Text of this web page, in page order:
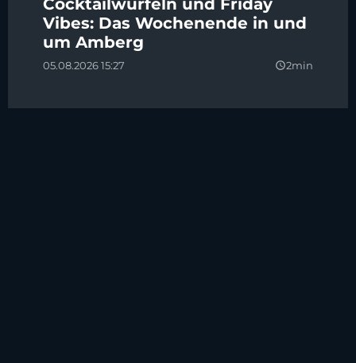
Cocktailwürfeln und Friday
Vibes: Das Wochenende in und
um Amberg
05.08.2026 15:27 query_builder2min